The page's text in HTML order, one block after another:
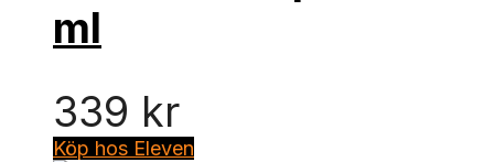
ml
339 kr
Köp hos Eleven